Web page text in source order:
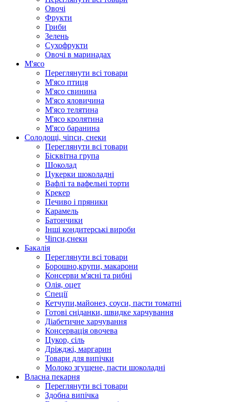
Овочі
Фрукти
Гриби
Зелень
Сухофрукти
Овочі в маринадах
М'ясо
Переглянути всі товари
М'ясо птиця
М'ясо свинина
М'ясо яловичина
М'ясо телятина
М'ясо кролятина
М'ясо баранина
Солодощі, чіпси, снеки
Переглянути всі товари
Бісквітна група
Шоколад
Цукерки шоколадні
Вафлі та вафельні торти
Крекер
Печиво і пряники
Карамель
Батончики
Інші кондитерські вироби
Чіпси,снеки
Бакалія
Переглянути всі товари
Борошно,крупи, макарони
Консерви м'ясні та рибні
Олія, оцет
Спеції
Кетчупи,майонез, соуси, пасти томатні
Готові сніданки, швидке харчування
Діабетичне харчування
Консервація овочева
Цукор, сіль
Дріжджі, маргарин
Товари для випічки
Молоко згущене, пасти шоколадні
Власна пекарня
Переглянути всі товари
Здобна випічка